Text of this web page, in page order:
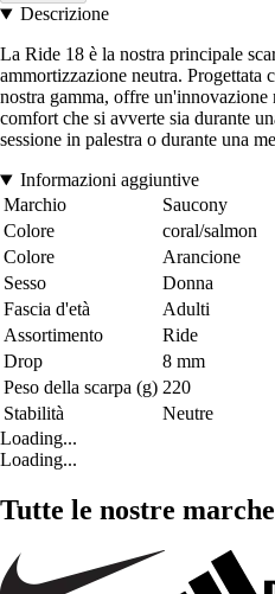
Descrizione
La Ride 18 è la nostra principale
ammortizzazione neutra. Progettata
nostra gamma, offre
comfort che si avverte sia durante
sessione in palestra o durante una
Informazioni aggiuntive
Marchio
Saucony
Colore
coral/salmon
Colore
Arancione
Sesso
Donna
Fascia d'età
Adulti
Assortimento
Ride
Drop
8 mm
Peso della scarpa (g) 220
Stabilità
Neutre
Loading...
Loading...
Tutte le nostre marche